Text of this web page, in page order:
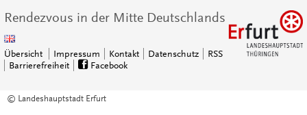
Rendezvous in der Mitte Deutschlands
Übersicht Impressum Kontakt Datenschutz
RSS
Barrierefreiheit
Facebook
© Landeshauptstadt Erfurt